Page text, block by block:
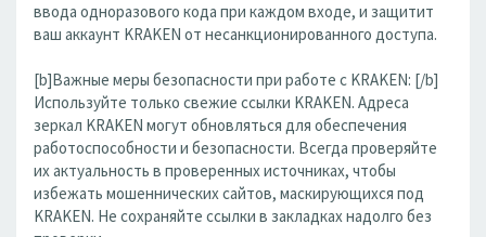
ввода одноразового кода при каждом входе, и защитит
ваш аккаунт KRAKEN от несанкционированного доступа.
[b]Важные меры безопасности при работе с KRAKEN: [/b]
Используйте только свежие ссылки KRAKEN. Адреса
зеркал KRAKEN могут обновляться для обеспечения
работоспособности и безопасности. Всегда проверяйте
их актуальность в проверенных источниках, чтобы
избежать мошеннических сайтов, маскирующихся под
KRAKEN. Не сохраняйте ссылки в закладках надолго без